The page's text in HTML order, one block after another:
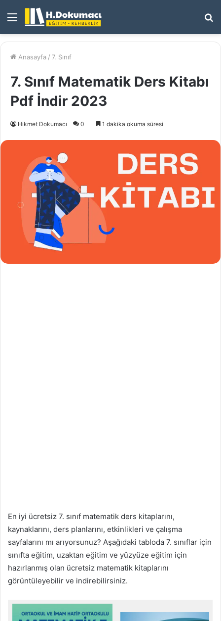
Menü
Anasayfa / 7. Sınıf
7. Sınıf Matematik Ders Kitabı
Pdf İndir 2023
Hikmet Dokumacı 0 1 dakika okuma süresi
En iyi ücretsiz 7. sınıf matematik ders kitaplarını,
kaynaklarını, ders planlarını, etkinlikleri ve çalışma
sayfalarını mı arıyorsunuz? Aşağıdaki tabloda 7. sınıflar için
sınıfta eğitim, uzaktan eğitim ve yüzyüze eğitim için
hazırlanmış olan ücretsiz matematik kitaplarını
görüntüleyebilir ve indirebilirsiniz.